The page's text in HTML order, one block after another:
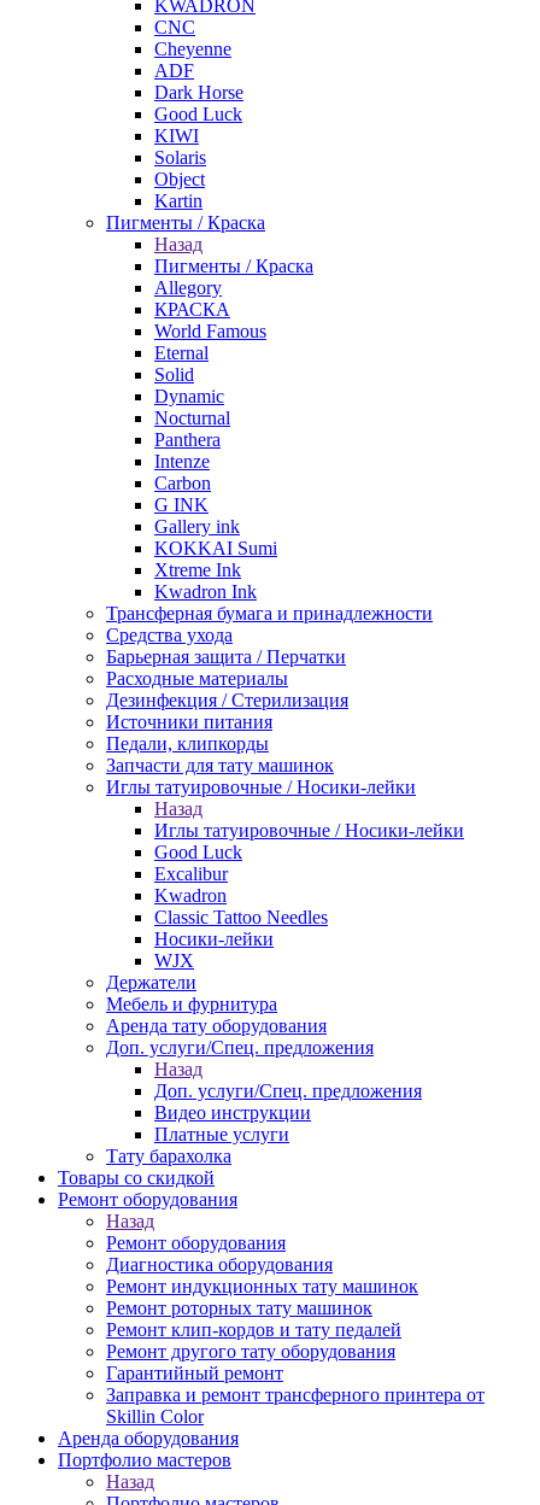
KWADRON
CNC
Cheyenne
ADF
Dark Horse
Good Luck
KIWI
Solaris
Object
Kartin
Пигменты / Краска
Назад
Пигменты / Краска
Allegory
КРАСКА
World Famous
Eternal
Solid
Dynamic
Nocturnal
Panthera
Intenze
Carbon
G INK
Gallery ink
KOKKAI Sumi
Xtreme Ink
Kwadron Ink
Трансферная бумага и принадлежности
Средства ухода
Барьерная защита / Перчатки
Расходные материалы
Дезинфекция / Стерилизация
Источники питания
Педали, клипкорды
Запчасти для тату машинок
Иглы татуировочные / Носики-лейки
Назад
Иглы татуировочные / Носики-лейки
Good Luck
Excalibur
Kwadron
Classic Tattoo Needles
Носики-лейки
WJX
Держатели
Мебель и фурнитура
Аренда тату оборудования
Доп. услуги/Спец. предложения
Назад
Доп. услуги/Спец. предложения
Видео инструкции
Платные услуги
Тату барахолка
Товары со скидкой
Ремонт оборудования
Назад
Ремонт оборудования
Диагностика оборудования
Ремонт индукционных тату машинок
Ремонт роторных тату машинок
Ремонт клип-кордов и тату педалей
Ремонт другого тату оборудования
Гарантийный ремонт
Заправка и ремонт трансферного принтера от
Skillin Color
Аренда оборудования
Портфолио мастеров
Назад